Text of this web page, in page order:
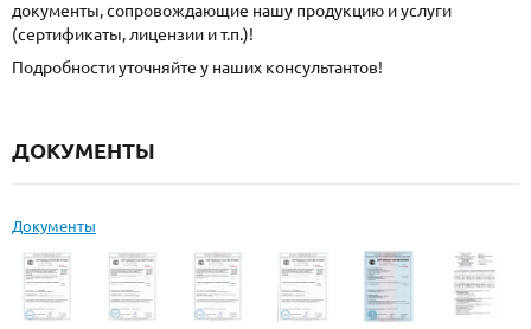
документы, сопровождающие нашу продукцию и услуги
(сертификаты, лицензии и т.п.)!
Подробности уточняйте у наших консультантов!
ДОКУМЕНТЫ
Документы